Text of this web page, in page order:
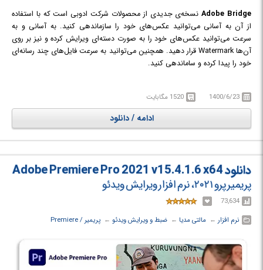
Adobe Bridge نسخه‌ی جدیدی از محصولات شرکت ادوبی است که با استفاده
از آن به آسانی می‌توانید عکس‌های خود را سازماندهی کنید. به آسانی و به
سرعت می‌توانید عکس‌های خود را به صورت دسته‌ای ویرایش کرده و نیز بر روی
آن‌ها Watermark قرار دهید. همچنین می‌توانید به سرعت فایل‌های چند رسانه‌ای
خود را پیدا کرده و ساماندهی کنید.
1400/6/23 1520 مگابایت
ادامه / دانلود
دانلود Adobe Premiere Pro 2021 v15.4.1.6 x64
پریمیر پرو ۲۰۲۱، نرم افزار ویرایش ویدئو
73,634
نرم افزار ← ‏ مالتی مدیا ← ‏ ضبط و ویرایش ویدئو ← ‏ پریمیر / Premiere